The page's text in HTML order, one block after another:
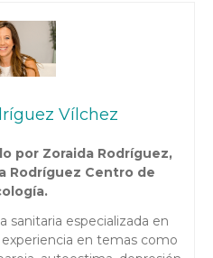
Vílchez
por Zoraida Rodríguez,
Rodríguez Centro de
sanitaria especializada en
en temas como